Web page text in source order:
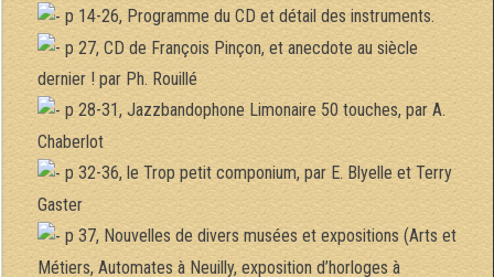
p 14-26, Programme du CD et détail des instruments.
p 27, CD de François Pinçon, et anecdote au siècle
dernier ! par Ph. Rouillé
p 28-31, Jazzbandophone Limonaire 50 touches, par A.
Chaberlot
p 32-36, le Trop petit componium, par E. Blyelle et Terry
Gaster
p 37, Nouvelles de divers musées et expositions (Arts et
Métiers, Automates à Neuilly, exposition d’horloges à